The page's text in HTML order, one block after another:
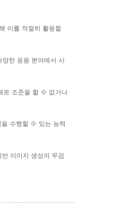
이를 적절히 활용할
한 응용 분야에서 사
로 조준을 할 수 없거나
수행할 수 있는 능력
이미지 생성의 무검